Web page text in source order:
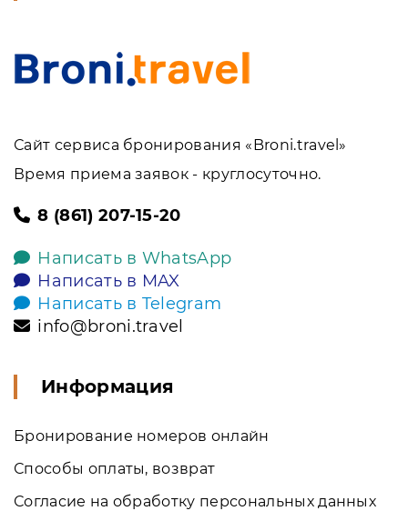
Сайт сервиса бронирования «Broni.travel»
Время приема заявок - круглосуточно.
8 (861) 207-15-20
Написать в WhatsApp
Написать в MAX
Написать в Telegram
info@broni.travel
Информация
Бронирование номеров онлайн
Способы оплаты, возврат
Согласие на обработку персональных данных